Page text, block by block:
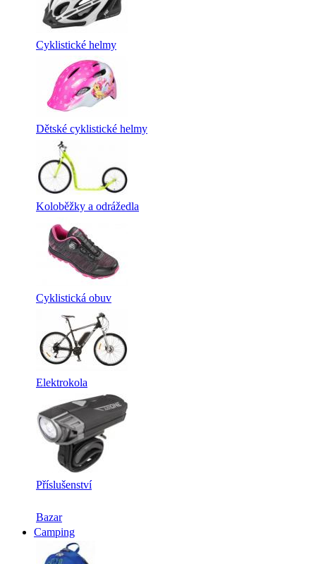
Cyklistické helmy
Dětské cyklistické helmy
Koloběžky a odrážedla
Cyklistická obuv
Elektrokola
Příslušenství
Bazar
Camping